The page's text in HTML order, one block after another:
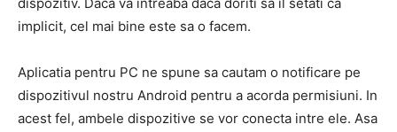
implicit, cel mai bine este sa o facem.
Aplicatia pentru PC ne spune sa cautam o notificare pe
dispozitivul nostru Android pentru a acorda permisiuni. In
acest fel, ambele dispozitive se vor conecta intre ele. Asa